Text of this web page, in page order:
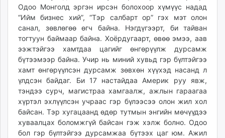
Одоо Монголд эргэн ирсэн болохоор хүмүүс надад
“Ийм бизнес хий”, “Тэр салбарт ор” гэх мэт олон
санал, зөвлөгөө өгч байна. Нэгдүгээрт, би тайван
тогтуун баймаар байна. Хоёрдугаарт, өвөө эмээ, аав
ээжтэйгээ хамтдаа цагийг өнгөрүүлж дурсамж
бүтээмээр байна. Учир нь миний хувьд гэр бүлтэйгээ
хамт өнгөрүүлсэн дурсамж зөвхөн хүүхэд насанд л
үлдсэн байдаг. Би 17 настайдаа Америк руу явж,
тэндээ сурч, магистраа хамгаалж, ажлын гараагаа
хүртэл эхлүүлсэн учраас гэр бүлээсээ олон жил хол
байсан. Тэр хугацаанд өдөр тутмын энгийн мөчүүдээ
хуваалцах боломжгүй байсан гэж хэлж болно. Одоо
бол гэр бүлтэйгээ дурсамжаа бүтээх цаг юм. Ажил